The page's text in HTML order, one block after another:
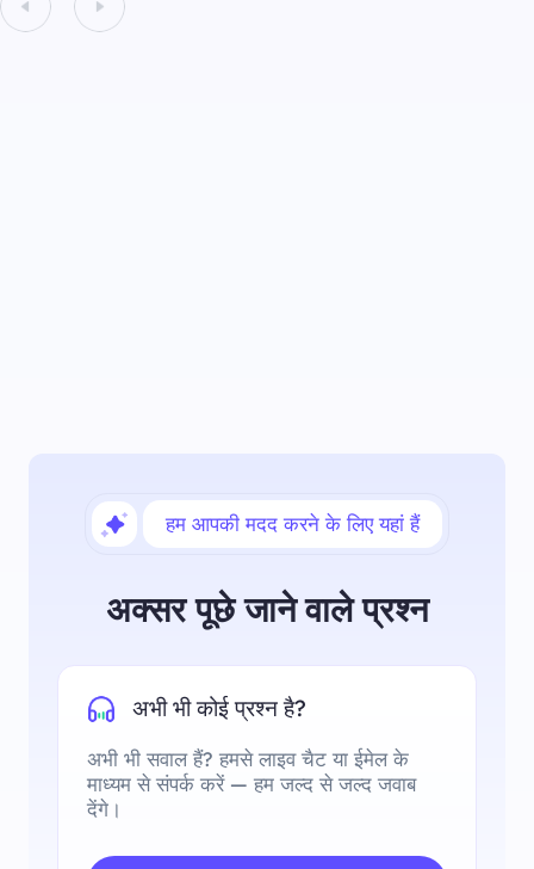
हम आपकी मदद करने के लिए यहां हैं
अक्सर पूछे जाने वाले प्रश्न
अभी भी कोई प्रश्न है?
अभी भी सवाल हैं? हमसे लाइव चैट या ईमेल के
माध्यम से संपर्क करें — हम जल्द से जल्द जवाब
देंगे।